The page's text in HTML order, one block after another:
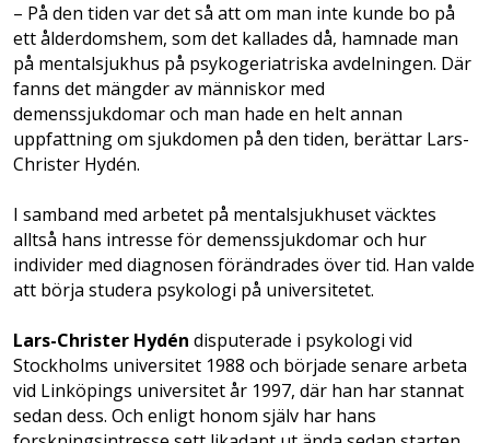
– På den tiden var det så att om man inte kunde bo på
ett ålderdomshem, som det kallades då, hamnade man
på mentalsjukhus på psykogeriatriska avdelningen. Där
fanns det mängder av människor med
demenssjukdomar och man hade en helt annan
uppfattning om sjukdomen på den tiden, berättar Lars-
Christer Hydén.
I samband med arbetet på mentalsjukhuset väcktes
alltså hans intresse för demenssjuk­domar och hur
individer med diagnosen förändrades över tid. Han valde
att börja studera psykologi på universitetet.
Lars-Christer Hydén disputerade i psykologi vid
Stockholms universitet 1988 och började senare arbeta
vid Linköpings universitet år 1997, där han har stannat
sedan dess. Och enligt honom själv har hans